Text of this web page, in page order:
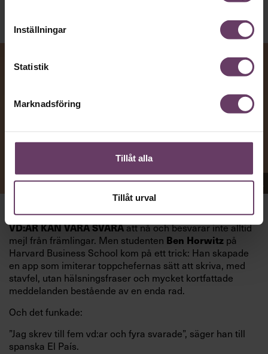
Inställningar
Statistik
Marknadsföring
Tillåt alla
Tillåt urval
Appen Sinceerly imiterar vd:ars kortfattade språk.
VD:AR KAN VARA SVÅRAatt nå och besvarar inte alltid
mejl från främlingar. Men studenten Ben Horwitz på
Harvard Business School kom på ett trick: Han skapade
en app som imiterar toppchefernas sätt att skriva, med
stavfel, utan hälsningsfraser och mycket kortfattade
meddelanden bestående av en enda rad.
Och det funkade:
”Jag skrev till fem vd:ar och fyra svarade”, säger han till
spanska El País.